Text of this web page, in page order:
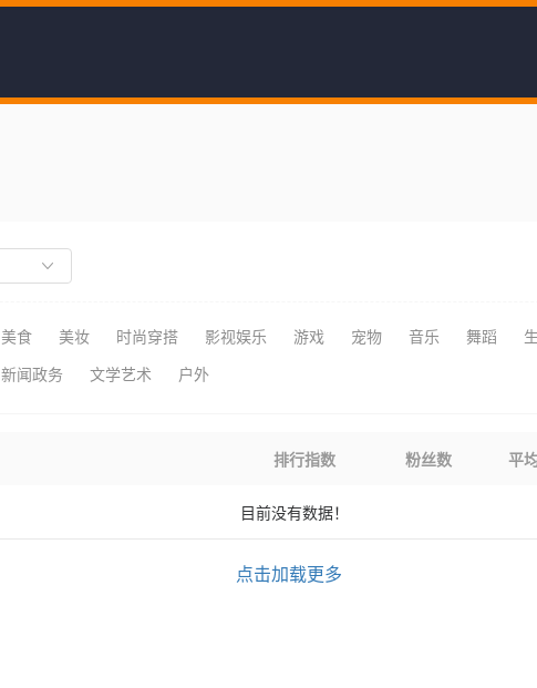
美食 美妆 时尚穿搭 影视娱乐 游戏 宠物 音乐 舞蹈
新闻政务 文学艺术 户外
排行指数 粉丝数 平
目前没有数据！
点击加载更多